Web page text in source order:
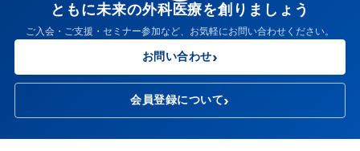
ともに未来の外科医療を創りましょう
ご入会・ご支援・セミナー参加など、お気軽にお問い合わせください。
お問い合わせ
会員登録について